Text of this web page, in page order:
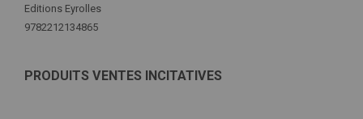
Editions Eyrolles
9782212134865
PRODUITS VENTES INCITATIVES